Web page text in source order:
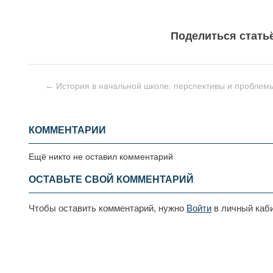
Поделиться
← История в начальной школе: перспективы и
КОММЕНТАРИИ
Ещё никто не оставил комментарий
ОСТАВЬТЕ СВОЙ КОММЕНТАРИЙ
Чтобы оставить комментарий, нужно Войти в личный